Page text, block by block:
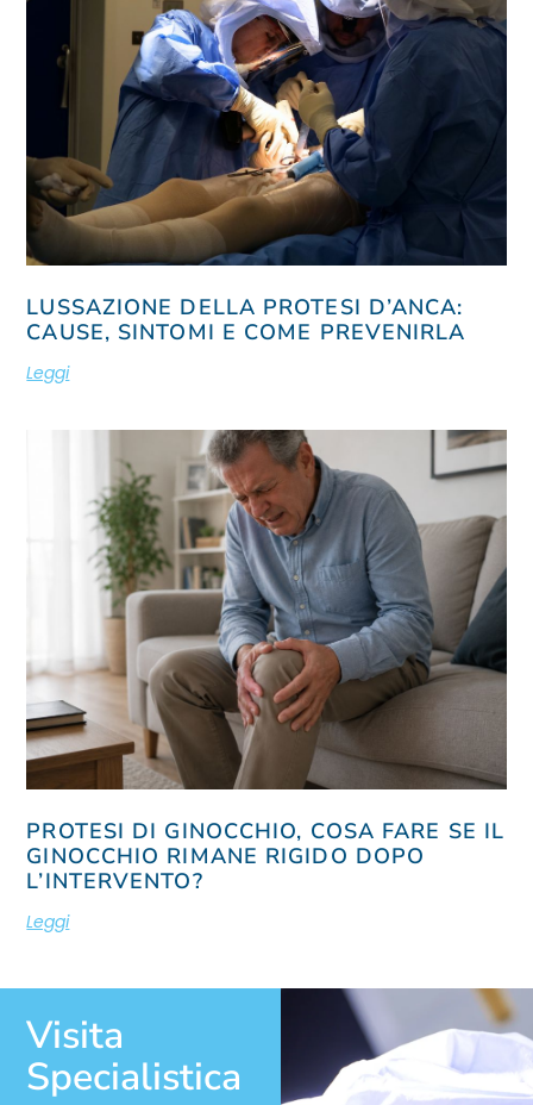
LUSSAZIONE DELLA PROTESI D’ANCA:
CAUSE, SINTOMI E COME PREVENIRLA
Leggi
PROTESI DI GINOCCHIO, COSA FARE SE IL
GINOCCHIO RIMANE RIGIDO DOPO
L’INTERVENTO?
Leggi
Visita
Specialistica